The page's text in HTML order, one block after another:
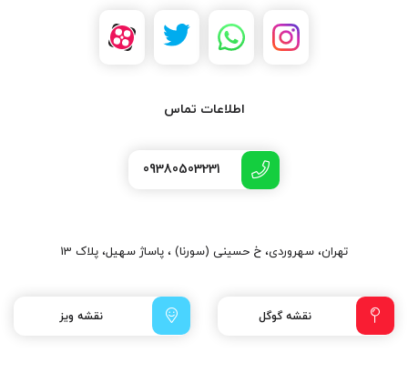
اطلاعات تماس
09380503231
تهران، سهروردی، خ حسینی (سورنا) ، پاساژ سهیل، پلاک 13
نقشه گوگل نقشه ویز